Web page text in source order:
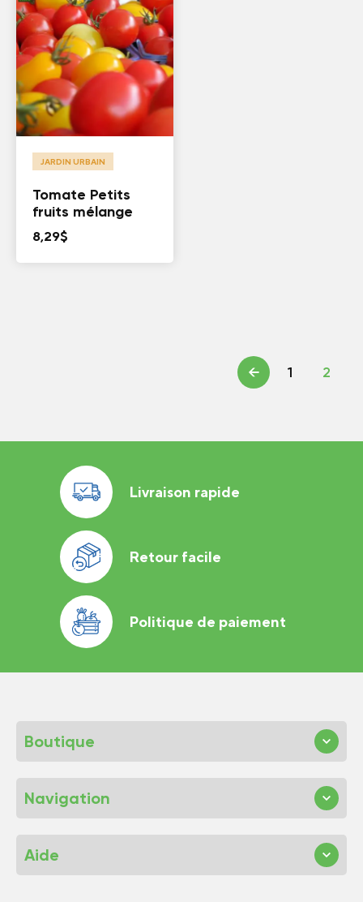
JARDIN URBAIN
Tomate Petits
fruits mélange
8,29$
← 1 2
Livraison rapide
Retour facile
Politique de paiement
Boutique
Navigation
Aide